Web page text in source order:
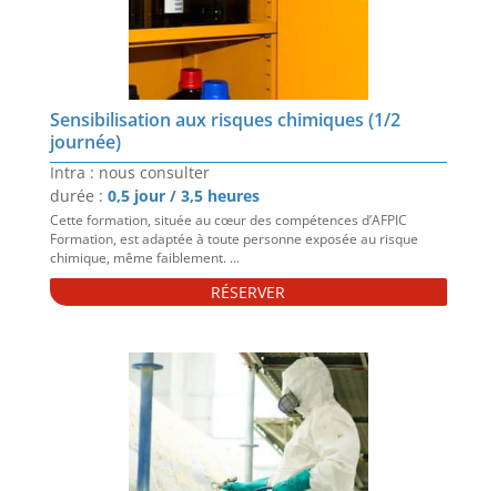
Sensibilisation aux risques chimiques (1/2
journée)
Intra : nous consulter
durée : 0,5 jour / 3,5 heures
Cette formation, située au cœur des compétences d’AFPIC
Formation, est adaptée à toute personne exposée au risque
chimique, même faiblement. ...
RÉSERVER